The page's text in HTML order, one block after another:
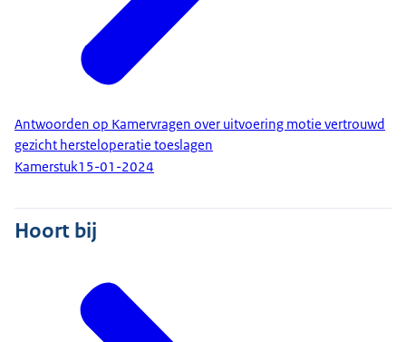
Antwoorden op Kamervragen over uitvoering motie vertrouwd
gezicht hersteloperatie toeslagen
Kamerstuk15-01-2024
Hoort bij